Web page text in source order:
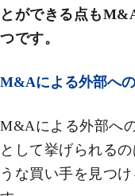
とができる点も
つです。
M&Aによる外部へ
M&Aによる外部へ
として挙げられる
うな買い手を見つ